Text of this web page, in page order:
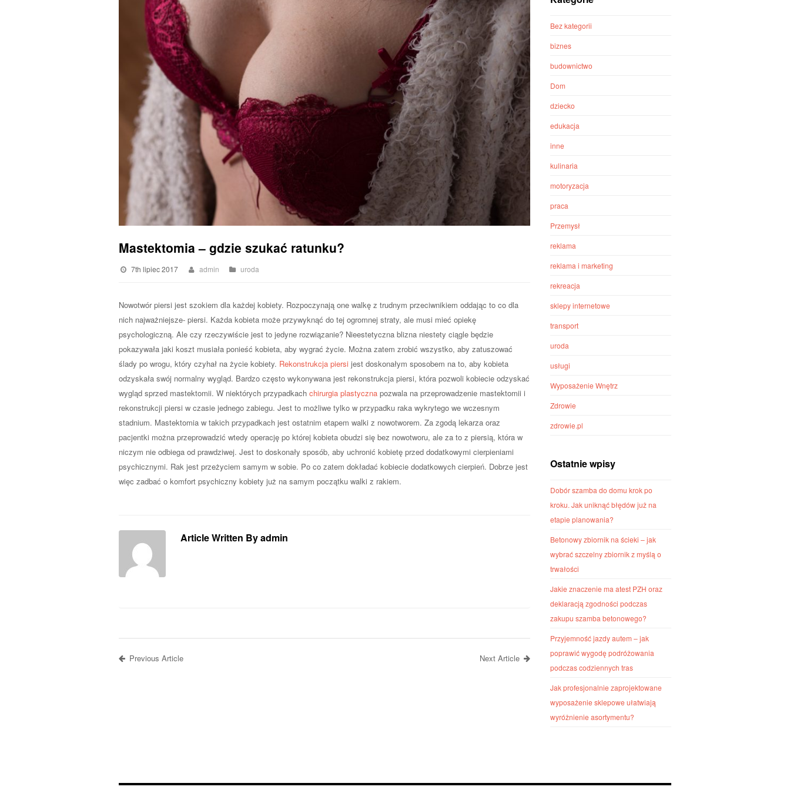
Mastektomia – gdzie szukać ratunku?
7th lipiec 2017 admin uroda
Nowotwór piersi jest szokiem dla każdej kobiety. Rozpoczynają one walkę z trudnym przeciwnikiem oddając to co dla
nich najważniejsze- piersi. Każda kobieta może przywyknąć do tej ogromnej straty, ale musi mieć opiekę
psychologiczną. Ale czy rzeczywiście jest to jedyne rozwiązanie? Nieestetyczna blizna niestety ciągle będzie
pokazywała jaki koszt musiała ponieść kobieta, aby wygrać życie. Można zatem zrobić wszystko, aby zatuszować
ślady po wrogu, który czyhał na życie kobiety. Rekonstrukcja piersi jest doskonałym sposobem na to, aby kobieta
odzyskała swój normalny wygląd. Bardzo często wykonywana jest rekonstrukcja piersi, która pozwoli kobiecie odzyskać
wygląd sprzed mastektomii. W niektórych przypadkach chirurgia plastyczna pozwala na przeprowadzenie mastektomii i
rekonstrukcji piersi w czasie jednego zabiegu. Jest to możliwe tylko w przypadku raka wykrytego we wczesnym
stadnium. Mastektomia w takich przypadkach jest ostatnim etapem walki z nowotworem. Za zgodą lekarza oraz
pacjentki można przeprowadzić wtedy operację po której kobieta obudzi się bez nowotworu, ale za to z piersią, która w
niczym nie odbiega od prawdziwej. Jest to doskonały sposób, aby uchronić kobietę przed dodatkowymi cierpieniami
psychicznymi. Rak jest przeżyciem samym w sobie. Po co zatem dokładać kobiecie dodatkowych cierpień. Dobrze jest
więc zadbać o komfort psychiczny kobiety już na samym początku walki z rakiem.
Article Written By admin
Previous Article Next Article
Bez kategorii
biznes
budownictwo
Dom
dziecko
edukacja
inne
kulinaria
motoryzacja
praca
Przemysł
reklama
reklama i marketing
rekreacja
sklepy internetowe
transport
uroda
usługi
Wyposażenie Wnętrz
Zdrowie
zdrowie.pl
Ostatnie wpisy
Dobór szamba do domu krok po
kroku. Jak uniknąć błędów już na
etapie planowania?
Betonowy zbiornik na ścieki – jak
wybrać szczelny zbiornik z myślą o
trwałości
Jakie znaczenie ma atest PZH oraz
deklaracją zgodności podczas
zakupu szamba betonowego?
Przyjemność jazdy autem – jak
poprawić wygodę podróżowania
podczas codziennych tras
Jak profesjonalnie zaprojektowane
wyposażenie sklepowe ułatwiają
wyróżnienie asortymentu?